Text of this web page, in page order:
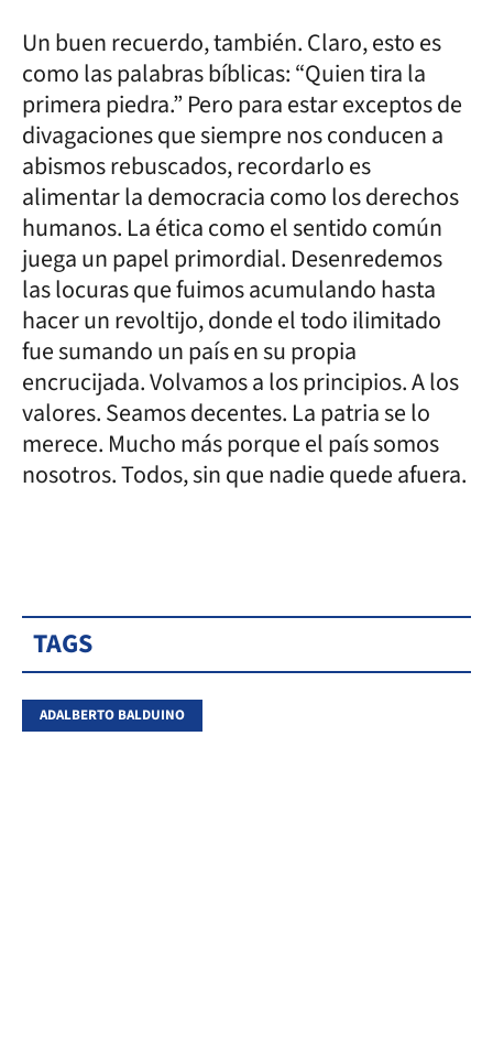
Un buen recuerdo, también. Claro, esto es
como las palabras bíblicas: “Quien tira la
primera piedra.” Pero para estar exceptos de
divagaciones que siempre nos conducen a
abismos rebuscados, recordarlo es
alimentar la democracia como los derechos
humanos. La ética como el sentido común
juega un papel primordial. Desenredemos
las locuras que fuimos acumulando hasta
hacer un revoltijo, donde el todo ilimitado
fue sumando un país en su propia
encrucijada. Volvamos a los principios. A los
valores. Seamos decentes. La patria se lo
merece. Mucho más porque el país somos
nosotros. Todos, sin que nadie quede afuera.
TAGS
ADALBERTO BALDUINO